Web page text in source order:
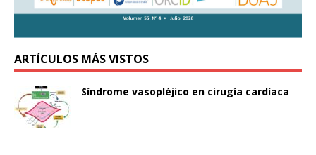
ARTÍCULOS MÁS VISTOS
Síndrome vasopléjico en cirugía cardíaca